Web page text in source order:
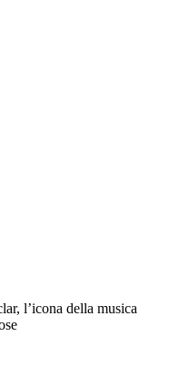
l’icona della musica